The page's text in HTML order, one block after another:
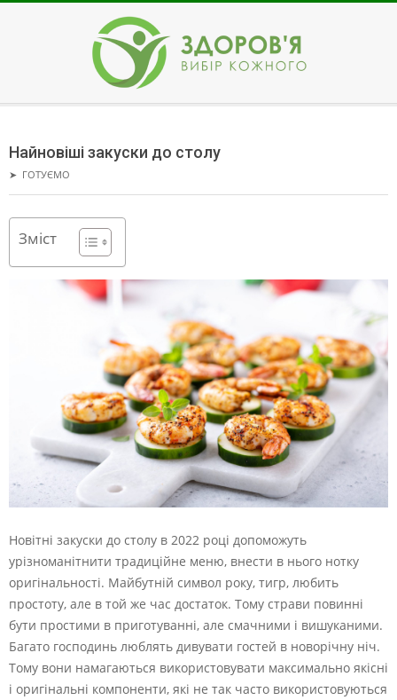
ЗДОРОВ'Я
Menu
Найновіші закуски до столу
➤ ГОТУЄМО
Зміст
Новітні закуски до столу в 2022 році допоможуть
урізноманітнити традиційне меню, внести в нього нотку
оригінальності. Майбутній символ року, тигр, любить
простоту, але в той же час достаток. Тому страви повинні
бути простими в приготуванні, але смачними і вишуканими.
Багато господинь люблять дивувати гостей в новорічну ніч.
Тому вони намагаються використовувати максимально якісні
і оригінальні компоненти, які не так часто використовуються